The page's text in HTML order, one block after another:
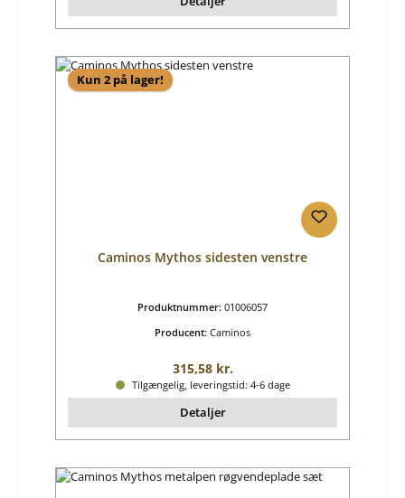
Kun 2 på lager!
Caminos Mythos sidesten venstre
Produktnummer: 01006057
Producent: Caminos
Almindelig pris:
315,58 kr.
Tilgængelig, leveringstid: 4-6 dage
Detaljer